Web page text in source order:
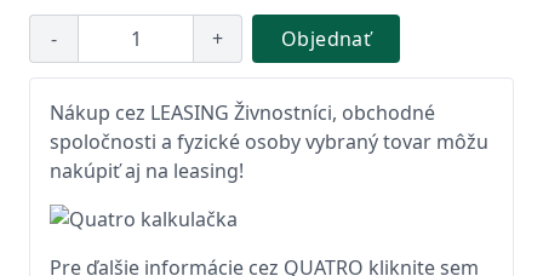
- + Objednať
Nákup cez LEASING Živnostníci, obchodné
spoločnosti a fyzické osoby vybraný tovar môžu
nakúpiť aj na leasing!
Pre ďalšie informácie cez QUATRO kliknite sem